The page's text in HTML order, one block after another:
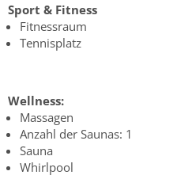
Sport & Fitness
Fitnessraum
Tennisplatz
Wellness:
Massagen
Anzahl der Saunas: 1
Sauna
Whirlpool